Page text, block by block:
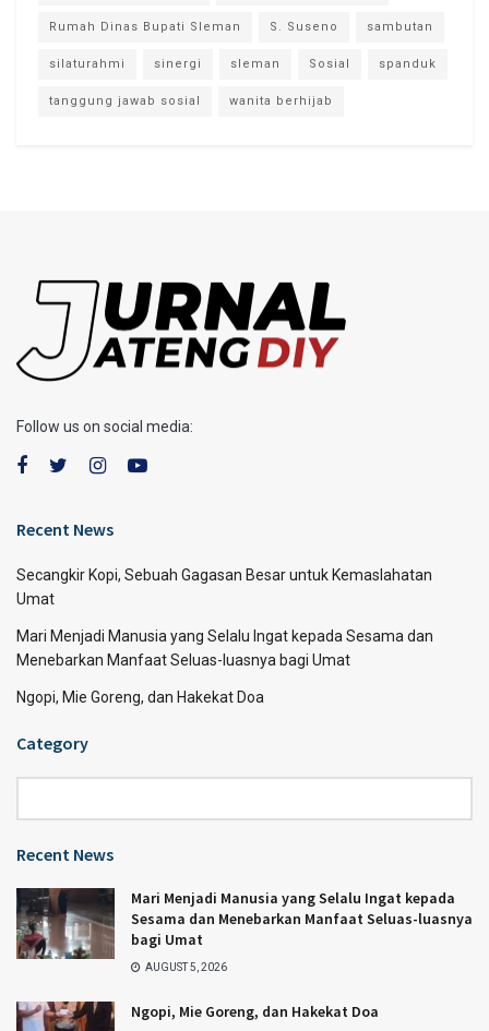
Rumah Dinas Bupati Sleman S. Suseno sambutan
silaturahmi sinergi sleman Sosial spanduk
tanggung jawab sosial wanita berhijab
Follow us on social media:
Recent News
Secangkir Kopi, Sebuah Gagasan Besar untuk Kemaslahatan
Umat
Mari Menjadi Manusia yang Selalu Ingat kepada Sesama dan
Menebarkan Manfaat Seluas-luasnya bagi Umat
Ngopi, Mie Goreng, dan Hakekat Doa
Category
Recent News
Mari Menjadi Manusia yang Selalu Ingat kepada
Sesama dan Menebarkan Manfaat Seluas-luasnya
bagi Umat
AUGUST 5, 2026
Ngopi, Mie Goreng, dan Hakekat Doa